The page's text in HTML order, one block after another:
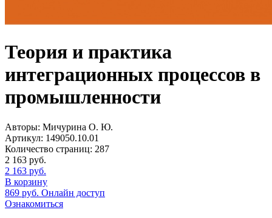
Теория и практика
интеграционных процессов в
промышленности
Авторы: Мичурина О. Ю.
Артикул: 149050.10.01
Количество страниц: 287
2 163 руб.
2 163 руб.
В корзину
869 руб. Онлайн доступ
Ознакомиться